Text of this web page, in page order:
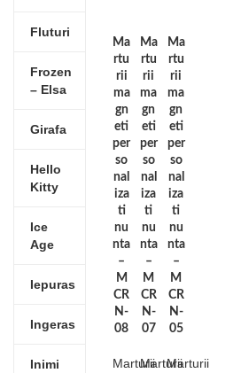
Fluturi
Frozen
– Elsa
Girafa
Hello
Kitty
Ice
Age
Iepuras
Ingeras
Inimi
Ma
rtu
rii
ma
gn
eti
per
so
nal
iza
ti
nu
nta
–
M
CR
N-
08
Marturii
Ma
rtu
rii
ma
gn
eti
per
so
nal
iza
ti
nu
nta
–
M
CR
N-
07
Marturii
Ma
rtu
rii
ma
gn
eti
per
so
nal
iza
ti
nu
nta
–
M
CR
N-
05
Marturii